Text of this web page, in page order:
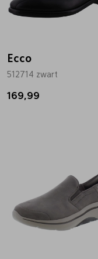
Ecco
512714 zwart
169,99